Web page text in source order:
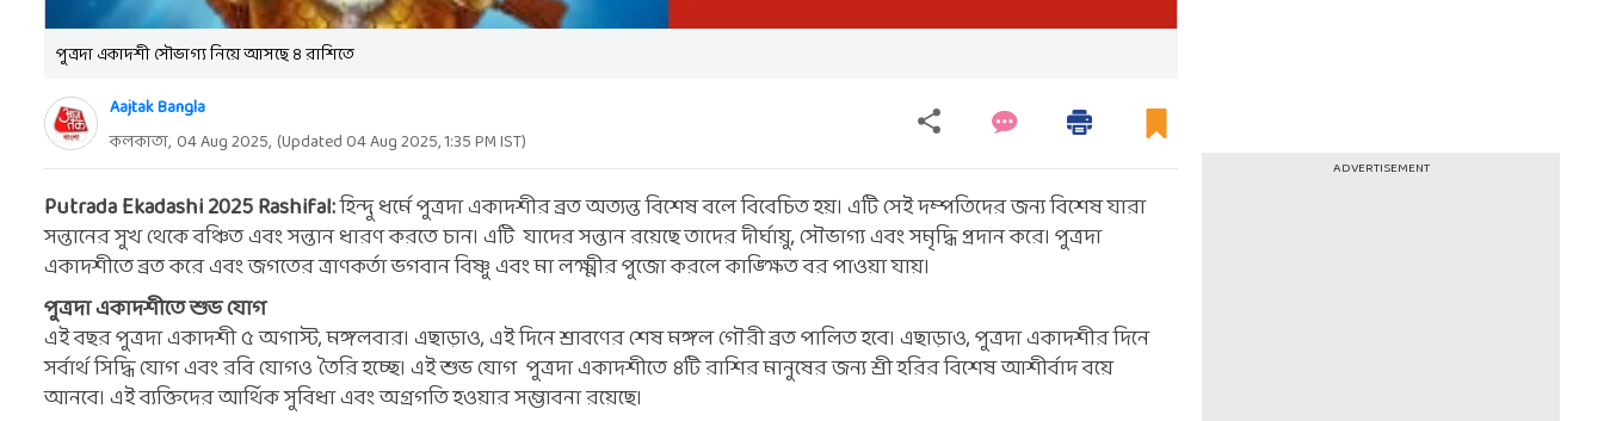
পুত্রদা একাদশী সৌভাগ্য নিয়ে আসছে ৪ রাশিতে
Aajtak Bangla
কলকাতা, 04 Aug 2025, (Updated 04 Aug 2025, 1:35 PMIST)
Putrada Ekadashi 2025 Rashifal:হিন্দু ধর্মে পুত্রদা একাদশীর ব্রত অত্যন্ত বিশেষ বলে বিবেচিত হয়। এটি সেই দম্পতিদের জন্য বিশেষ যারা
সন্তানের সুখ থেকে বঞ্চিত এবং সন্তান ধারণ করতে চান। এটি যাদের সন্তান রয়েছে তাদের দীর্ঘায়ু, সৌভাগ্য এবং সমৃদ্ধি প্রদান করে। পুত্রদা
একাদশীতে ব্রত করে এবং জগতের ত্রাণকর্তা ভগবান বিষ্ণু এবং মা লক্ষ্মীর পুজো করলে কাঙ্ক্ষিত বর পাওয়া যায়।
পুত্রদা একাদশীতে শুভ যোগ
এই বছর পুত্রদা একাদশী ৫ অগাস্ট, মঙ্গলবার। এছাড়াও, এই দিনে শ্রাবণের শেষ মঙ্গল গৌরী ব্রত পালিত হবে। এছাড়াও, পুত্রদা একাদশীর দিনে
সর্বার্থ সিদ্ধি যোগ এবং রবি যোগও তৈরি হচ্ছে। এই শুভ যোগ পুত্রদা একাদশীতে ৪টি রাশির মানুষের জন্য শ্রী হরির বিশেষ আশীর্বাদ বয়ে
আনবে। এই ব্যক্তিদের আর্থিক সুবিধা এবং অগ্রগতি হওয়ার সম্ভাবনা রয়েছে।
ADVERTISEMENT